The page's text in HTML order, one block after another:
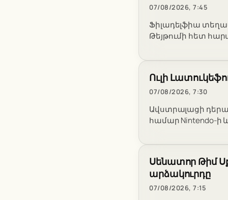
07/08/2026, 7:45
Ֆիլադելֆիա
Թեյթումի հետ
Ուլի
07/08/2026, 7:30
Ավստրալացի
համար Nintendo-ի և
Սենատոր Թիմ
արձակուրդը
07/08/2026, 7:15